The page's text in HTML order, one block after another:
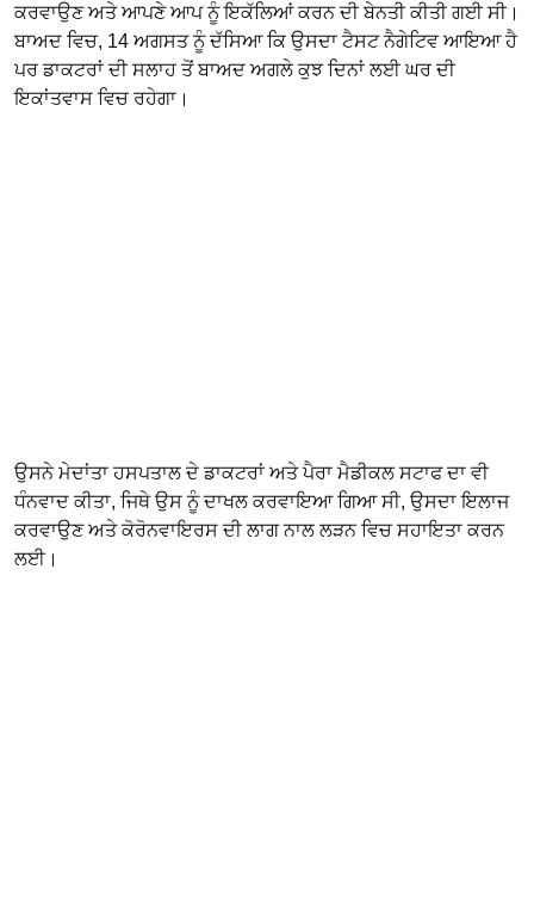
ਕਰਵਾਉਣ ਅਤੇ ਆਪਣੇ ਆਪ ਨੂੰ ਇਕੱਲਿਆਂ ਕਰਨ ਦੀ ਬੇਨਤੀ ਕੀਤੀ ਗਈ ਸੀ।
ਬਾਅਦ ਵਿਚ, 14 ਅਗਸਤ ਨੂੰ ਦੱਸਿਆ ਕਿ ਉਸਦਾ ਟੈਸਟ ਨੈਗੇਟਿਵ ਆਇਆ ਹੈ
ਪਰ ਡਾਕਟਰਾਂ ਦੀ ਸਲਾਹ ਤੋਂ ਬਾਅਦ ਅਗਲੇ ਕੁਝ ਦਿਨਾਂ ਲਈ ਘਰ ਦੀ
ਇਕਾਂਤਵਾਸ ਵਿਚ ਰਹੇਗਾ।
ਉਸਨੇ ਮੇਦਾਂਤਾ ਹਸਪਤਾਲ ਦੇ ਡਾਕਟਰਾਂ ਅਤੇ ਪੈਰਾ ਮੈਡੀਕਲ ਸਟਾਫ ਦਾ ਵੀ
ਧੰਨਵਾਦ ਕੀਤਾ, ਜਿਥੇ ਉਸ ਨੂੰ ਦਾਖਲ ਕਰਵਾਇਆ ਗਿਆ ਸੀ, ਉਸਦਾ ਇਲਾਜ
ਕਰਵਾਉਣ ਅਤੇ ਕੋਰੋਨਵਾਇਰਸ ਦੀ ਲਾਗ ਨਾਲ ਲੜਨ ਵਿਚ ਸਹਾਇਤਾ ਕਰਨ
ਲਈ।